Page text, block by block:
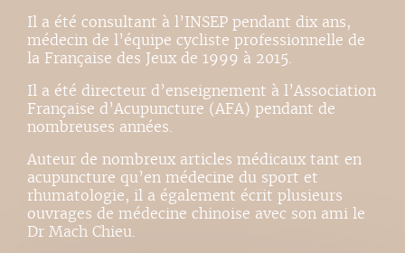
Il a été consultant à l’INSEP pendant dix ans,
médecin de l’équipe cycliste professionnelle de
la Française des Jeux de 1999 à 2015.
Il a été directeur d’enseignement à l’Association
Française d’Acupuncture (AFA) pendant de
nombreuses années.
Auteur de nombreux articles médicaux tant en
acupuncture qu’en médecine du sport et
rhumatologie, il a également écrit plusieurs
ouvrages de médecine chinoise avec son ami le
Dr Mach Chieu.